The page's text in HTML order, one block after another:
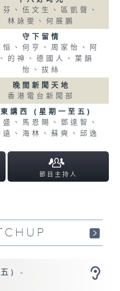
芬、伍文生、區凱聲、
林詠雯、何展鵬
守下留情
恒、何亨、周家怡、阿
的神、德國人、葉韻
怡、拔絲
晚間新聞天地
香港電台新聞部
講西 (星期一至五)
盛、馬恩賜、鄧達智、
遠、海林、蘇奭、邱逸
節目主持人
) -